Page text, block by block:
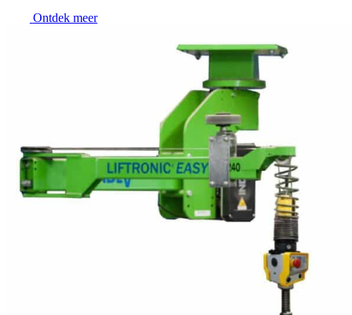
Ontdek meer